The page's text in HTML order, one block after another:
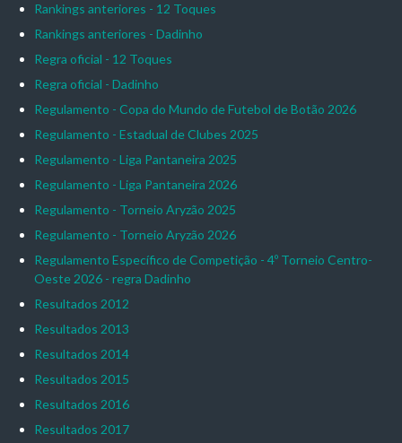
Rankings anteriores - 12 Toques
Rankings anteriores - Dadinho
Regra oficial - 12 Toques
Regra oficial - Dadinho
Regulamento - Copa do Mundo de Futebol de Botão 2026
Regulamento - Estadual de Clubes 2025
Regulamento - Liga Pantaneira 2025
Regulamento - Liga Pantaneira 2026
Regulamento - Torneio Aryzão 2025
Regulamento - Torneio Aryzão 2026
Regulamento Específico de Competição - 4º Torneio Centro-
Oeste 2026 - regra Dadinho
Resultados 2012
Resultados 2013
Resultados 2014
Resultados 2015
Resultados 2016
Resultados 2017